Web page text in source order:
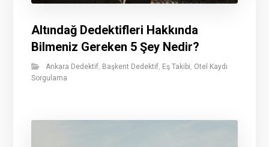
Altındağ Dedektifleri Hakkında
Bilmeniz Gereken 5 Şey Nedir?
Ankara Dedektif, Başkent Dedektif, Eş Takibi, Otel Kaydı
Sorgulama